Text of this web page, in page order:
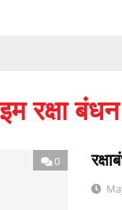
रक्षा बंधन
0